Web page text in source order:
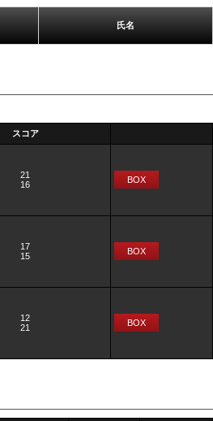
氏名
スコア
21
16
BOX
17
15
BOX
12
21
BOX